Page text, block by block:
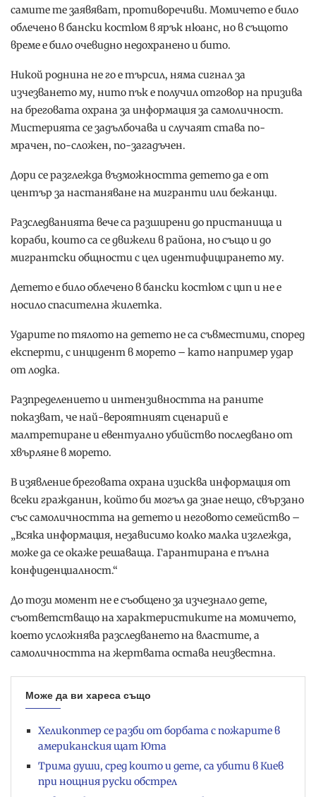
самите те заявяват, противоречиви. Момичето е било
облечено в бански костюм в ярък нюанс, но в същото
време е било очевидно недохранено и бито.
Никой роднина не го е търсил, няма сигнал за
изчезването му, нито пък е получил отговор на призива
на бреговата охрана за информация за самоличност.
Мистерията се задълбочава и случаят става по-
мрачен, по-сложен, по-загадъчен.
Дори се разглежда възможността детето да е от
център за настаняване на мигранти или бежанци.
Разследванията вече са разширени до пристанища и
кораби, които са се движели в района, но също и до
мигрантски общности с цел идентифицирането му.
Детето е било облечено в бански костюм с цип и не е
носило спасителна жилетка.
Ударите по тялото на детето не са съвместими, според
експерти, с инцидент в морето – като например удар
от лодка.
Разпределението и интензивността на раните
показват, че най-вероятният сценарий е
малтретиране и евентуално убийство последвано от
хвърляне в морето.
В изявление бреговата охрана изисква информация от
всеки гражданин, който би могъл да знае нещо, свързано
със самоличността на детето и неговото семейство –
„Всяка информация, независимо колко малка изглежда,
може да се окаже решаваща. Гарантирана е пълна
конфиденциалност.“
До този момент не е съобщено за изчезнало дете,
съответстващо на характеристиките на момичето,
което усложнява разследването на властите, а
самоличността на жертвата остава неизвестна.
Може да ви хареса също
Хеликоптер се разби от борбата с пожарите в
американския щат Юта
Трима души, сред които и дете, са убити в Киев
при нощния руски обстрел